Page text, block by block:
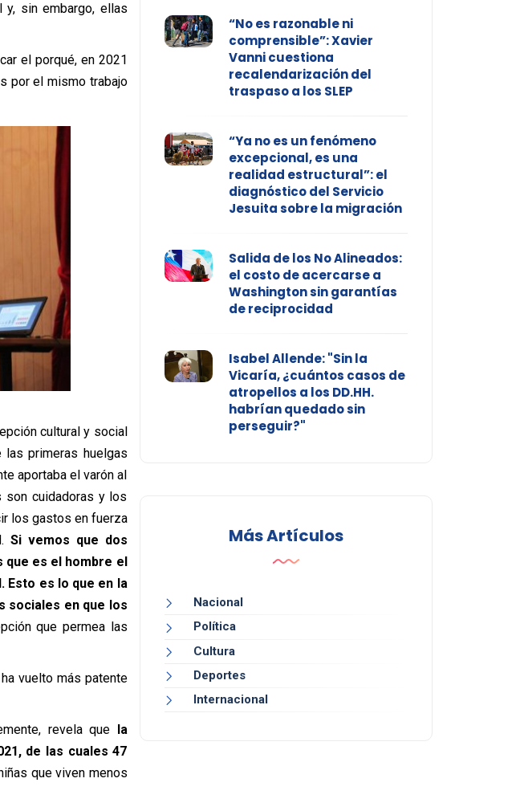
sin embargo, ellas
el porqué, en 2021
por el mismo trabajo
cultural y social
primeras huelgas
aportaba el varón al
son cuidadoras y los
los gastos en fuerza
Si vemos que dos
que es el hombre el
Esto es lo que en la
sociales en que los
que permea las
vuelto más patente
revela que la
de las cuales 47
que viven menos
“No es razonable ni
comprensible”: Xavier
Vanni cuestiona
recalendarización del
traspaso a los SLEP
“Ya no es un fenómeno
excepcional, es una
realidad estructural”: el
diagnóstico del Servicio
Jesuita sobre la migración
Salida de los No Alineados:
el costo de acercarse a
Washington sin garantías
de reciprocidad
Isabel Allende: "Sin la
Vicaría, ¿cuántos casos de
atropellos a los DD.HH.
habrían quedado sin
perseguir?"
Más Artículos
Nacional
Política
Cultura
Deportes
Internacional